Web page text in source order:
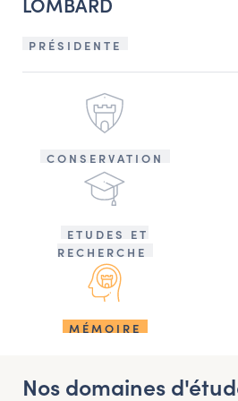
PRÉSIDENTE
CONSERVATION
ETUDES ET
RECHERCHE
MÉMOIRE
Nos domaines